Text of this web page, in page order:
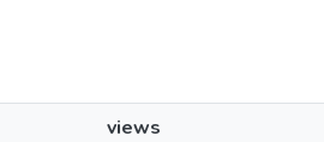
views